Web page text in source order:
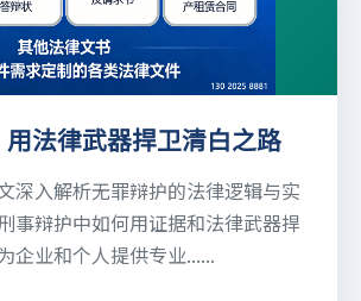
法律武器捍卫清白之路
深入解析无罪辩护的法律逻辑与实
事辩护中如何用证据和法律武器捍
企业和个人提供专业......